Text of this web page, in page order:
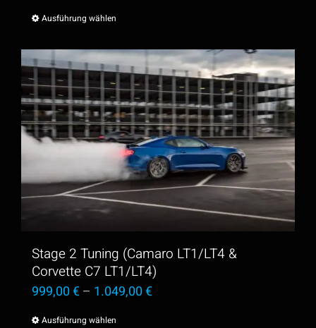
Ausführung wählen
Produkt
weist
mehrere
Varianten
auf.
Die
Optionen
können
der
Produktseite
gewählt
Stage 2 Tuning (Camaro LT1/LT4 &
Corvette C7 LT1/LT4)
999,00€– 1.049,00€
Ausführung wählen